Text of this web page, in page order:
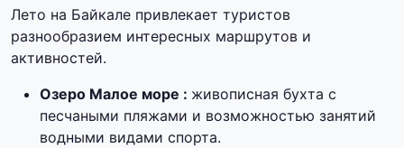
Лето на Байкале привлекает туристов
разнообразием интересных маршрутов и
активностей.
Озеро Малое море : живописная бухта с
песчаными пляжами и возможностью занятий
водными видами спорта.